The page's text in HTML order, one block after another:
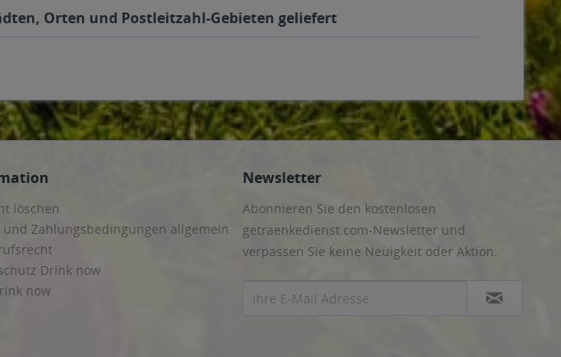
Orten und Postleitzahl-Gebieten geliefert
löschen
und Zahlungsbedingungen allgemein
Drink now
now
Newsletter
Abonnieren Sie den kostenlosen
getraenkedienst.com-Newsletter und
verpassen Sie keine Neuigkeit oder Aktion.